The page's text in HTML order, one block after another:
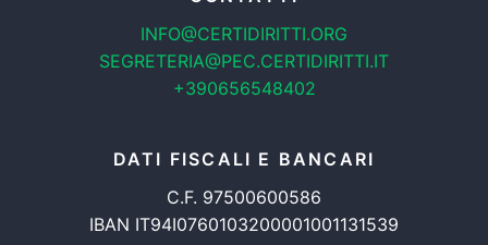
INFO@CERTIDIRITTI.ORG
SEGRETERIA@PEC.CERTIDIRITTI.IT
+390656548402
DATI FISCALI E BANCARI
C.F. 97500600586
IBAN IT94I0760103200001001131539